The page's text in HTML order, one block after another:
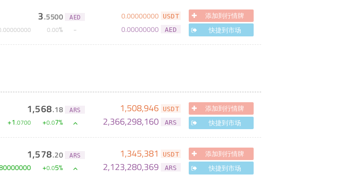
3.5500 AED
.00000000 0.00%
0.00000000 USDT
0.00000000 AED
添加到行情牌
快捷到市场
1,568.18 ARS
+1.0700 +0.07%
1,508,946 USDT
2,366,298,160 ARS
添加到行情牌
快捷到市场
1,578.20 ARS
+0.05%
1,345,381 USDT
2,123,280,369 ARS
添加到行情牌
快捷到市场